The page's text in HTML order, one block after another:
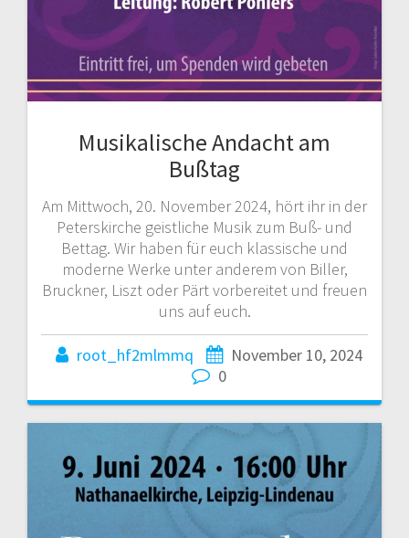
Musikalische Andacht am
Bußtag
Am Mittwoch, 20. November 2024, hört ihr in der
Peterskirche geistliche Musik zum Buß- und
Bettag. Wir haben für euch klassische und
moderne Werke unter anderem von Biller,
Bruckner, Liszt oder Pärt vorbereitet und freuen
uns auf euch.
root_hf2mlmmq
November 10, 2024
0